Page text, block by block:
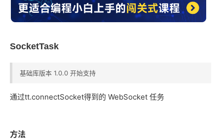
SocketTask
基础库版本 1.0.0 开始支持
通过tt.connectSocket得到的 WebSocket 任务
方法